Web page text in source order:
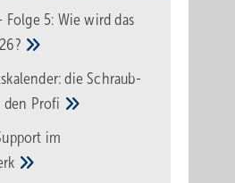
Folge 5: Wie wird das
die Schraub­
Pro­fi
im